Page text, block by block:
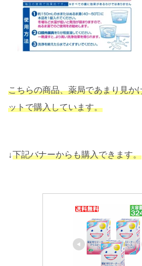
こちらの商品、薬局であまり見か
ットで購入しています。
↓下記バナーからも購入できます。